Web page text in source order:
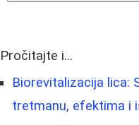
Pročitajte i...
Biorevitalizacija lica:
tretmanu, efektima i